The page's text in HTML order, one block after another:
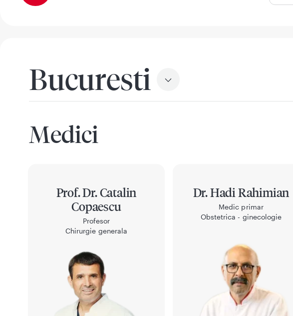
Bucuresti
Medici
Prof. Dr. Catalin
Copaescu
Profesor
Chirurgie generala
Dr. Hadi Rahimian
Medic primar
Obstetrica - ginecologie